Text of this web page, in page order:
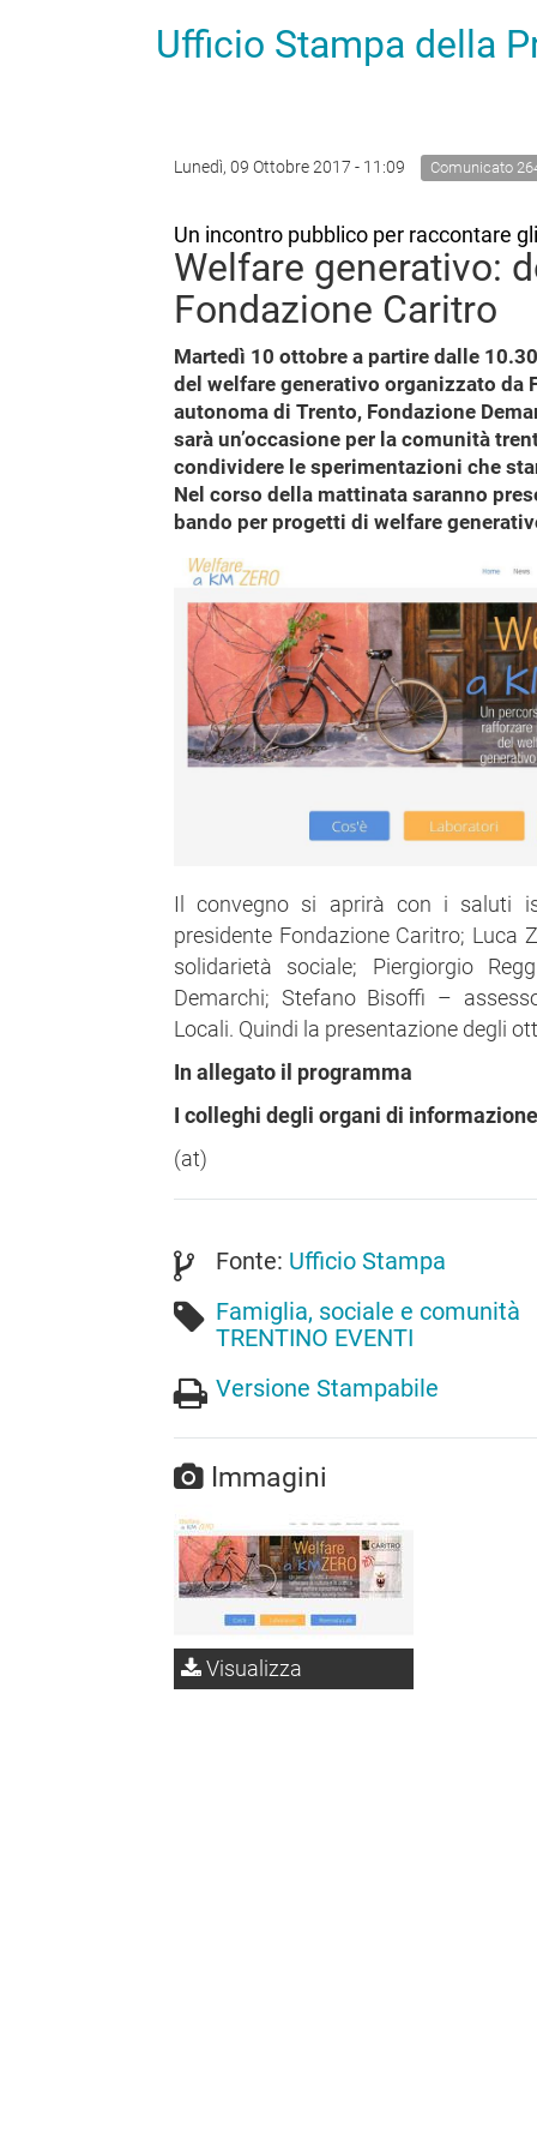
Ufficio Stampa della
Lunedì, 09 Ottobre 2017 - 11:09 Comunicato
Un incontro pubblico per raccontare
Welfare generativo:
Fondazione Caritro
Martedì 10 ottobre a partire dalle
del welfare generativo organizzato da
autonoma di Trento, Fondazione
sarà un’occasione per la comunità
condividere le sperimentazioni che
Nel corso della mattinata saranno
bando per progetti di welfare
Il convegno si aprirà con i saluti
presidente Fondazione Caritro; Luca
solidarietà sociale; Piergiorgio
Demarchi; Stefano Bisoffi –
Locali. Quindi la presentazione degli
In allegato il programma
I colleghi degli organi di
(at)
Fonte: Ufficio Stampa
Famiglia, sociale e comunità
TRENTINO EVENTI
Versione Stampabile
Immagini
Visualizza